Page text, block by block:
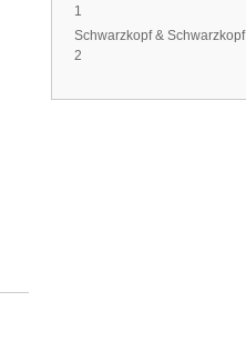
1
Schwarzkopf & Schwarzkopf
2